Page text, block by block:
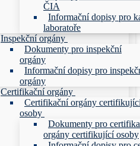
ČIA
Informační dopisy pro
laboratoře
Inspekční orgány
Dokumenty pro inspekční
orgány
Informační dopisy pro
orgány
Certifikační orgány
Certifikační orgány
osoby
Dokumenty pro
orgány certifikující osoby